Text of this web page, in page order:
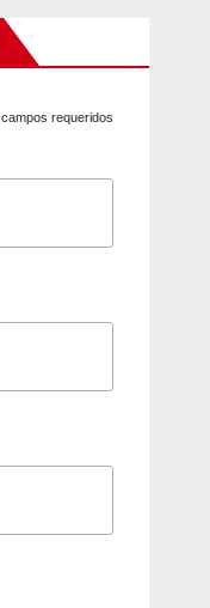
campos requeridos